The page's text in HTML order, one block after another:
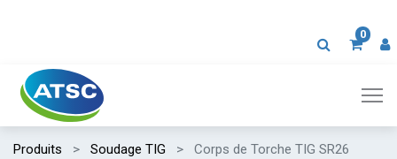
0
Produits Soudage TIG
Corps de Torche TIG SR26